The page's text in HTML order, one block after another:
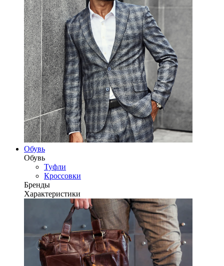
Обувь
Обувь
Туфли
Кроссовки
Бренды
Характеристики